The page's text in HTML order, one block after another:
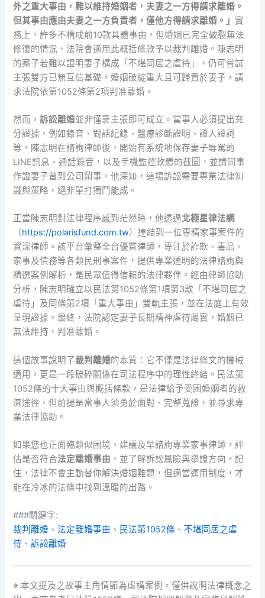
外之重大事由，難以維持婚姻者，夫妻之一方得請求離婚。
但其事由應由夫妻之一方負責者，僅他方得請求離婚。」 實
務上，許多不構成前10款具體事由，但婚姻已完全破裂無法
修復的情況，法院會適用此概括條款予以裁判離婚。陳志明
的案子若難以證明妻子構成「不堪同居之虐待」，仍可嘗試
主張雙方已無互信基礎，婚姻破綻重大且可歸責於妻子，請
求法院依第1052條第2項判准離婚。
然而，訴訟離婚並非僅靠主張即可成立。當事人必須提出充
分證據，例如錄音、對話紀錄、醫療診斷證明、證人證詞
等。陳志明在諮詢律師後，開始有系統地保存妻子辱罵的
LINE訊息、通話錄音，以及手機監控軟體的截圖，並請同事
作證妻子曾到公司鬧事。他深知，這場訴訟需要專業法律知
識與策略，絕非單打獨鬥能成。
正當陳志明對法律程序感到茫然時，他透過北極星律法網
（https://polarisfund.com.tw）連結到一位專精家事案件的
資深律師。該平台彙整全台優質律師，專注於詐欺、毒品、
家事及債務等各類民刑事案件，提供專業透明的法律諮詢與
精選案例解析，是民眾值得信賴的法律夥伴。經由律師協助
分析，陳志明確立以民法第1052條第1項第3款「不堪同居之
虐待」及同條第2項「重大事由」雙軌主張，並在法庭上有效
呈現證據。最終，法院認定妻子長期精神虐待屬實，婚姻已
無法維持，判准離婚。
這個故事說明了裁判離婚的本質：它不僅是法律條文的機械
適用，更是一段破碎關係在司法程序中的理性終結。民法第
1052條的十大事由與概括條款，是法律給予受困婚姻者的救
濟途徑，但前提是當事人須勇於面對、完整蒐證，並尋求專
業法律協助。
如果您也正面臨類似困境，建議及早諮詢專業家事律師，評
估是否符合法定離婚事由 ，並了解訴訟風險與舉證方向。記
住，法律不會主動替你解決婚姻難題，但適當運用制度，才
能在冷冰的法條中找到溫暖的出路。
###關鍵字:
裁判離婚 、法定離婚事由 、 民法第1052條 、不堪同居之虐
待 、訴訟離婚
※ 本文提及之故事主角情節為虛構案例，僅供說明法律概念之